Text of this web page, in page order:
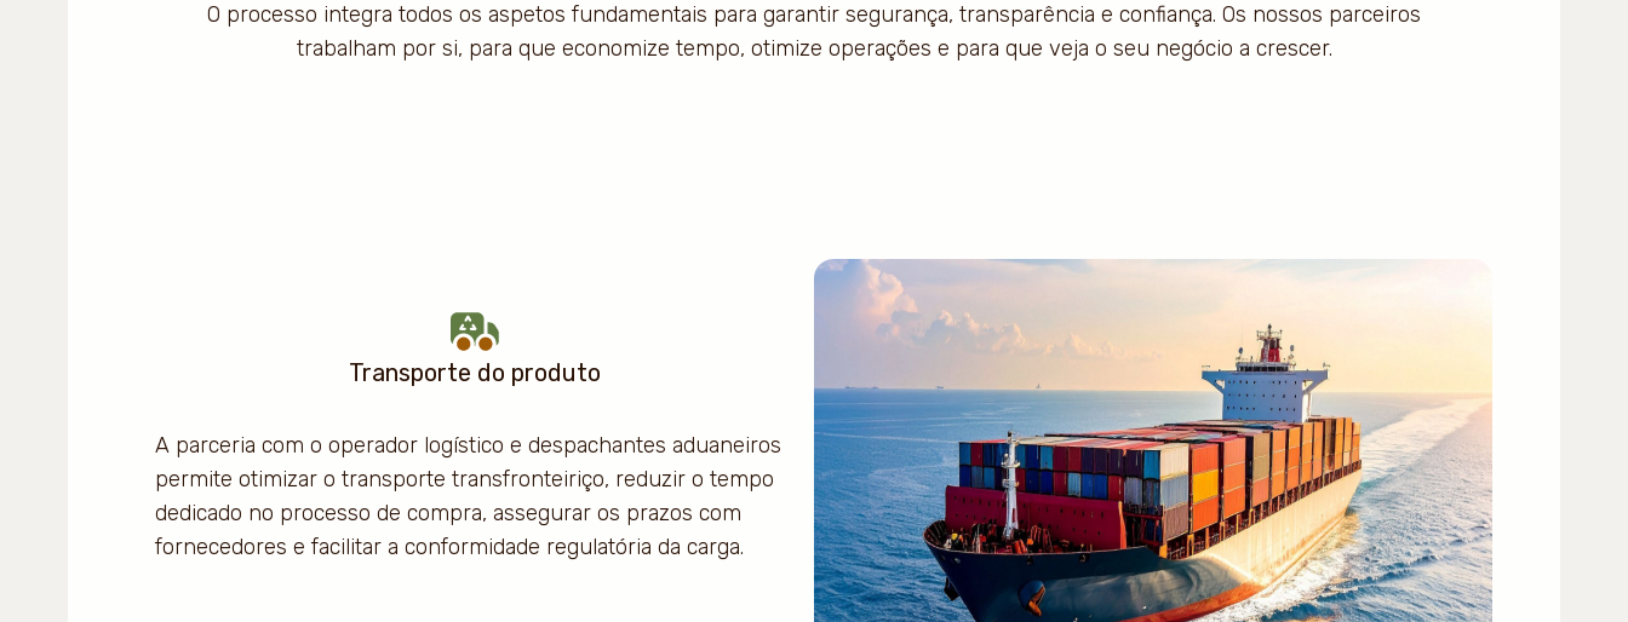
O processo integra todos os aspetos fundamentais para garantir segurança, transparência e confiança. Os nossos parceiros
trabalham por si, para que economize tempo, otimize operações e para que veja o seu negócio a crescer.
Transporte do produto
A parceria com o operador logístico e despachantes aduaneiros
permite otimizar o transporte transfronteiriço, reduzir o tempo
dedicado no processo de compra, assegurar os prazos com
fornecedores e facilitar a conformidade regulatória da carga.